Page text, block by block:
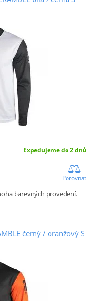
Expedujeme do 2 dnů
Porovnat
barevných provedení.
černý / oranžový S